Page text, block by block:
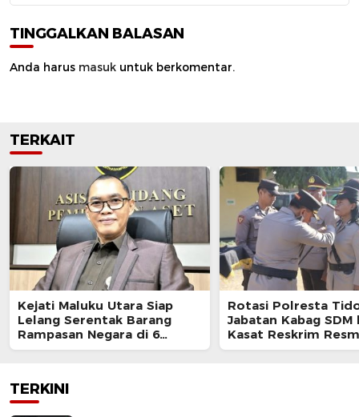
TINGGALKAN BALASAN
Anda harus masuk untuk berkomentar.
TERKAIT
Kejati Maluku Utara Siap
Lelang Serentak Barang
Rampasan Negara di 6
Kabupaten
Rotasi Polresta
Jabatan Kabag SDM
Kasat Reskrim
Berganti
TERKINI